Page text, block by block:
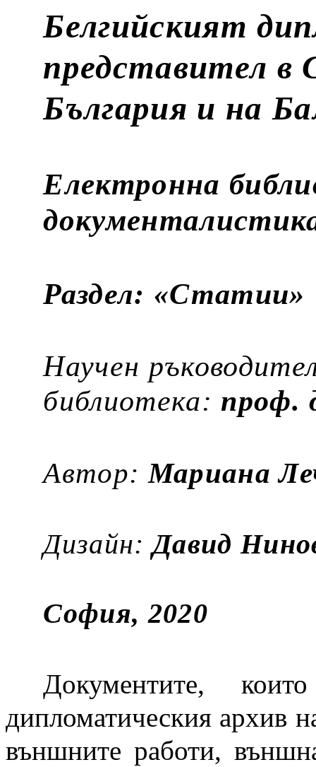
Белгийският
представител в
България и на
Електронна
Раздел: «Статии»
Научен
библиотека: проф.
Автор:Мариана
Дизайн: Давид
София, 2020
Документите,
дипломатическия архив
външните работи,